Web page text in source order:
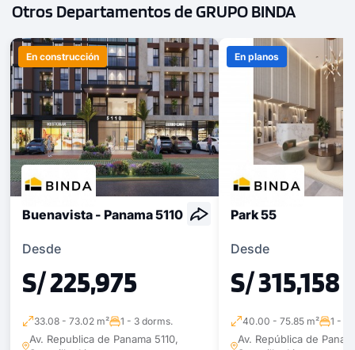
Otros Departamentos de GRUPO BINDA
En construcción
Buenavista - Panama 5110
Desde
S/ 225,975
33.08 - 73.02 m² 1 - 3 dorms.
Av. Republica de Panama 5110,
En planos
Park 55
Desde
S/ 315,158
40.00 - 75.85 m² 1 - 3
Av. República de